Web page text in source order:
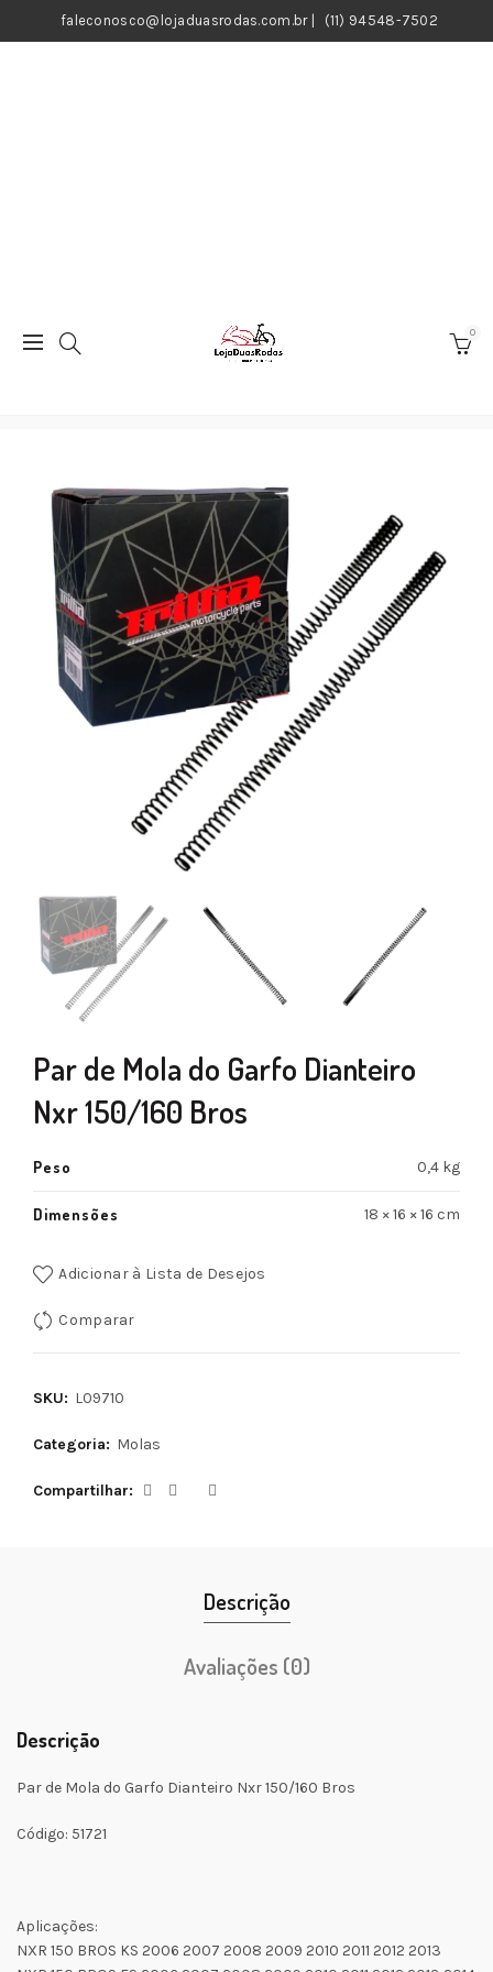
faleconosco@lojaduasrodas.com.br| (11) 94548-7502
0
Par de Mola do Garfo Dianteiro
Nxr 150/160 Bros
Peso 0,4 kg
Dimensões 18 × 16 × 16 cm
Adicionar à Lista de Desejos
Comparar
SKU: L09710
Categoria: Molas
Compartilhar
Descrição
Avaliações (0)
Descrição
Par de Mola do Garfo Dianteiro Nxr 150/160 Bros
Código: 51721
Aplicações:
NXR 150 BROS KS 2006 2007 2008 2009 2010 2011 2012 2013